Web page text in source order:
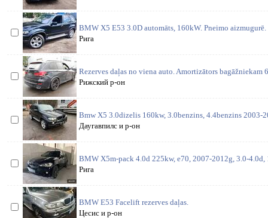
BMW X5 E53 3.0D automāts, 160kW. Pneimo
Рига
Rezerves daļas no viena auto. Amortizātors bagāžniekam
Рижский р-он
Bmw X5 3.0dizelis 160kw, 3.0benzins, 4.4benzins 2003-
Даугавпилс и р-он
BMW X5m-pack 4.0d 225kw, e70, 2007-2012g, 3.0-
Рига
BMW E53 Facelift rezerves daļas.
Цесис и р-он